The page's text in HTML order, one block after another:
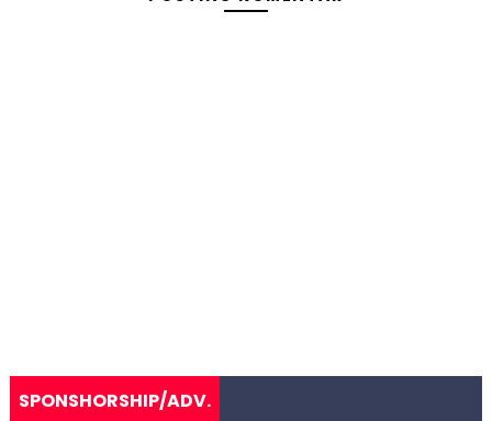
SPONSHORSHIP/ADV.